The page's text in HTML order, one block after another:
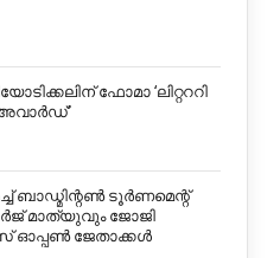
ഫോമാ ‘ലിറ്റററി
ടൂർണമെന്റ്
മാത്യുവും ജോജി
ഓപ്പൺ ജേതാക്കൾ